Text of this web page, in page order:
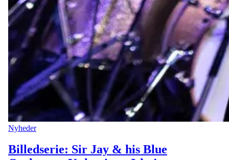
Nyheder
Billedserie: Sir Jay & his Blue